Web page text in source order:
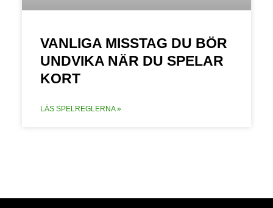
VANLIGA MISSTAG DU BÖR
UNDVIKA NÄR DU SPELAR
KORT
LÄS SPELREGLERNA »